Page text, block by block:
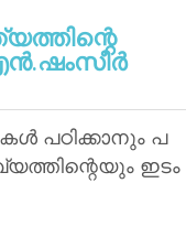
പഠിക്കാനും പ
ഇടം